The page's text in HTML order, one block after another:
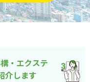
・エクステ
介します